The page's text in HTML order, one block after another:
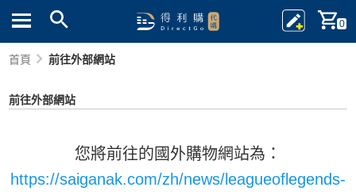
0
首頁 前往外部網站
前往外部網站
您將前往的國外購物網站為：
https://saiganak.com/zh/news/leagueoflegends-